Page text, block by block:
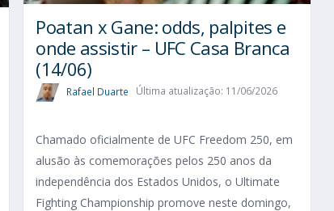
Poatan x Gane: odds, palpites e
onde assistir – UFC Casa Branca
(14/06)
Rafael Duarte Última atualização: 11/06/2026
Chamado oficialmente de UFC Freedom 250, em
alusão às comemorações pelos 250 anos da
independência dos Estados Unidos, o Ultimate
Fighting Championship promove neste domingo,